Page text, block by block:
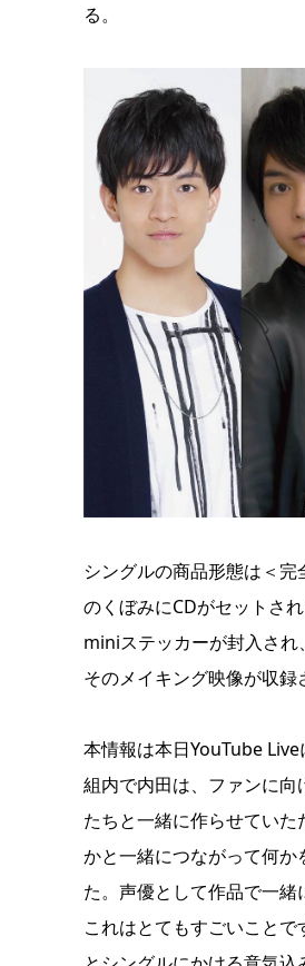
る。
シングルの商品形態は＜
のくぼみにCDがセットさ
miniステッカーが封入さ
そのメイキング映像が収録
本情報は本日YouTube
組内で内田は、ファンに
たちと一緒に作らせてい
かと一緒につながって何
た。声優として作品で一
これはとてもすごいこと